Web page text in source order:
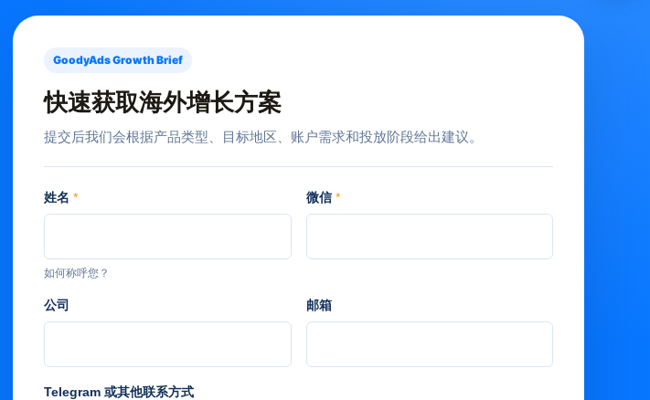
GoodyAds Growth Brief
快速获取海外增长方案
提交后我们会根据产品类型、目标地区、账户需求和投放阶段给出建议。
姓名*
如何称呼您？
微信*
公司 邮箱
Telegram 或其他联系方式